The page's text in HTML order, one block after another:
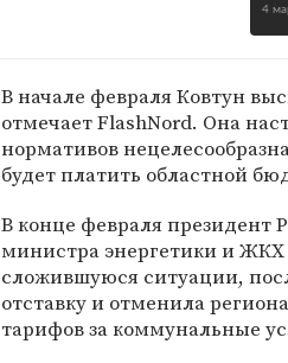
4
В начале февраля Ковтун
отмечает FlashNord. Она
нормативов
будет платить областной
В конце февраля президент
министра энергетики и
сложившуюся ситуации,
отставку и отменила
тарифов за коммунальные